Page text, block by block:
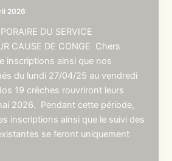
2026
DU SERVICE
CAUSE DE CONGE Chers
inscriptions ainsi que nos
du lundi 27/04/25 au vendredi
19 crèches rouvriront leurs
2026. Pendant cette période,
inscriptions ainsi que le suivi des
se feront uniquement